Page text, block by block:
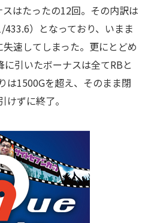
はたったの12回。その内訳は
）となっており、いまま
速してしまった。更にとどめ
引いたボーナスは全てRBと
は1500Gを超え、そのまま閉
ずに終了。